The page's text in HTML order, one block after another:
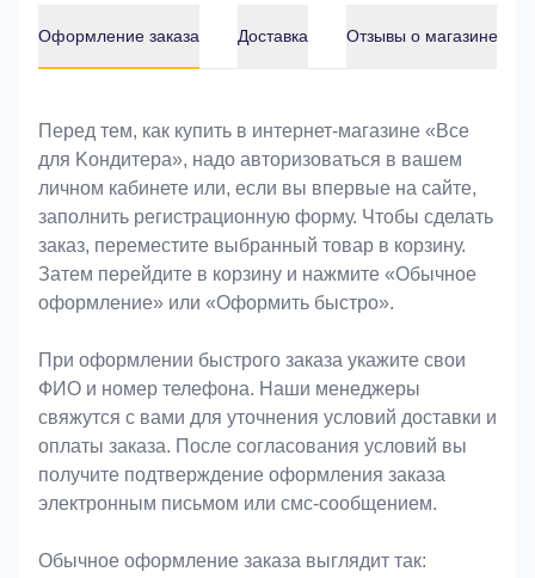
Оформление заказа Доставка Отзывы о магазине
Оформление заказа
Перед тем, как купить в интернет-магазине «Bce
для Koндитeрa», надо авторизоваться в вашем
личном кабинете или, если вы впервые на сайте,
заполнить регистрационную форму. Чтобы сделать
заказ, переместите выбранный товар в корзину.
Затем перейдите в корзину и нажмите «Обычное
оформление» или «Оформить быстро».
При оформлении быстрого заказа укажите свои
ФИО и номер телефона. Наши менеджеры
свяжутся с вами для уточнения условий доставки и
оплаты заказа. После согласования условий вы
получите подтверждение оформления заказа
электронным письмом или смс-сообщением.
Обычное оформление заказа выглядит так: